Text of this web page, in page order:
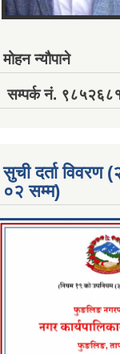
मोहन न्यौपाने
सम्पर्क नं.
सुची दर्ता
०२ सम्म)